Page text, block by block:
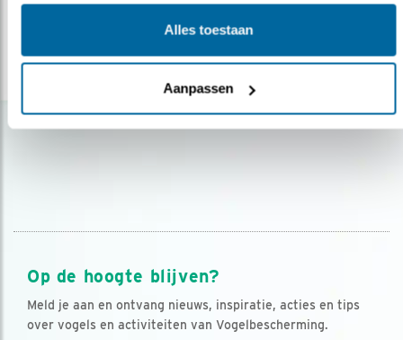
Alles toestaan
Aanpassen
Op de hoogte blijven?
Meld je aan en ontvang nieuws, inspiratie, acties en tips
over vogels en activiteiten van Vogelbescherming.